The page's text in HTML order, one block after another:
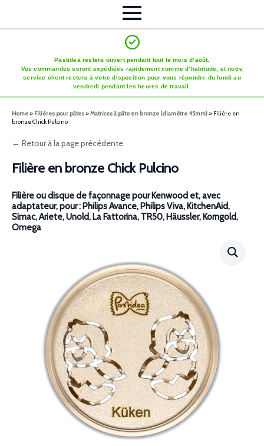
Pastidea restera ouvert pendant tout le mois d’août.
Vos commandes seront expédiées rapidement comme d’habitude, et notre
service client restera à votre disposition pour vous répondre du lundi au
vendredi pendant les heures de travail.
Home» Filières pour pâtes»Matrices à pâte en bronze (diamètre 45mm)» Filière en
bronze Chick Pulcino
← Retour à la page précédente
Filière en bronze Chick Pulcino
Filière ou disque de façonnage pour Kenwood et, avec
adaptateur, pour : Philips Avance, Philips Viva, KitchenAid,
Simac, Ariete, Unold, La Fattorina, TR50, Häussler, Korngold,
Omega